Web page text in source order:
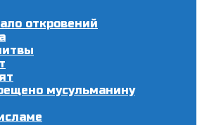
откровений
мусульманину